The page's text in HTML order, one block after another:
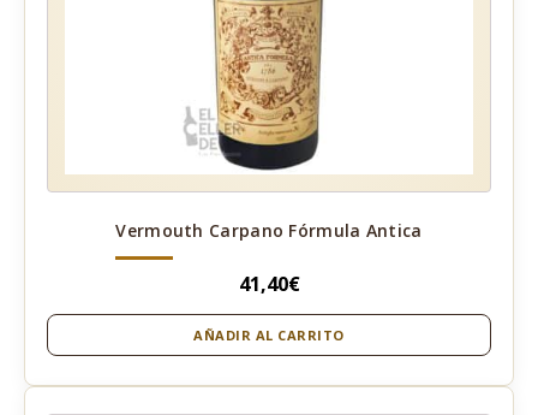
Vermouth Carpano Fórmula Antica
41,40€
AÑADIR AL CARRITO